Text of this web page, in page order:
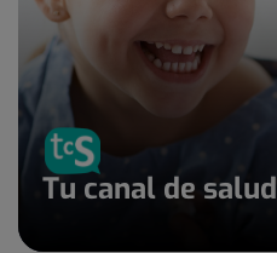
Tu canal de salud